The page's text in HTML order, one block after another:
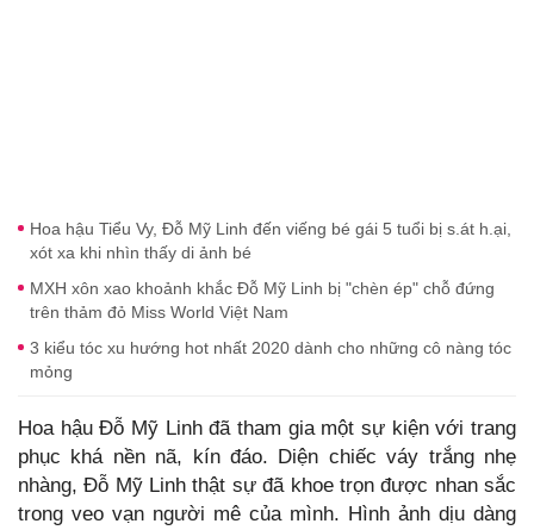
Hoa hậu Tiểu Vy, Đỗ Mỹ Linh đến viếng bé gái 5 tuổi bị s.át h.ại,
xót xa khi nhìn thấy di ảnh bé
MXH xôn xao khoảnh khắc Đỗ Mỹ Linh bị "chèn ép" chỗ đứng
trên thảm đỏ Miss World Việt Nam
3 kiểu tóc xu hướng hot nhất 2020 dành cho những cô nàng tóc
mỏng
Hoa hậu Đỗ Mỹ Linh đã tham gia một sự kiện với trang
phục khá nền nã, kín đáo. Diện chiếc váy trắng nhẹ
nhàng, Đỗ Mỹ Linh thật sự đã khoe trọn được nhan sắc
trong veo vạn người mê của mình. Hình ảnh dịu dàng